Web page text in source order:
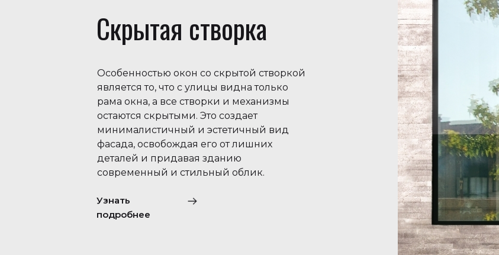
Скрытая створка
Особенностью окон со скрытой створкой
является то, что с улицы видна только
рама окна, а все створки и механизмы
остаются скрытыми. Это создает
минималистичный и эстетичный вид
фасада, освобождая его от лишних
деталей и придавая зданию
современный и стильный облик.
Узнать
подробнее